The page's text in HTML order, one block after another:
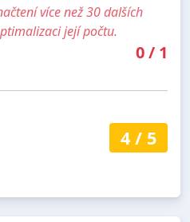
více než 30 dalších
její počtu.
0/ 1
4/ 5